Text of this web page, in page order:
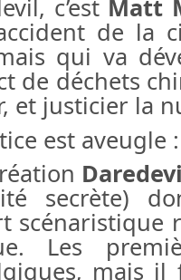
c’est Matt
de la
qui va
de déchets
et justicier la
est aveugle
secrète)
scénaristique
Les
mais il